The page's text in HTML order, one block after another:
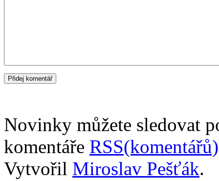
Novinky můžete sledovat
komentáře RSS(komentářů)
Vytvořil Miroslav Pešťák.